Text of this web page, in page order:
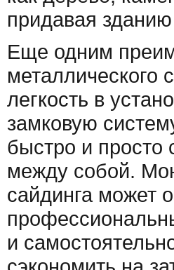
придавая
Еще одним
металлического
легкость в
замковую
быстро и просто
между собой.
сайдинга может
и